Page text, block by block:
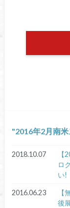
2016年2月南
2018.10.07
【
ロ
い!
2016.06.23
【
後